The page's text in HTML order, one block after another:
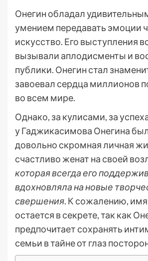
Онегин обладал
умением передавать эмоции
искусство. Его выступления
вызывали аплодисменты и
публики. Онегин стал
завоевал сердца миллионов
во всем мире.
Однако, за кулисами, за
у Гаджикасимова Онегина
довольно скромная личная
счастливо женат на своей
которая всегда его
вдохновляла на новые
свершения. К сожалению,
остается в секрете, так как
предпочитает сохранять
семьи в тайне от глаз